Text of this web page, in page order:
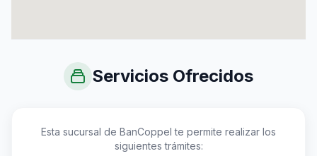
Servicios Ofrecidos
Esta sucursal de BanCoppel te permite realizar los
siguientes trámites: